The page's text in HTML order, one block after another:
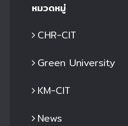
หมวดหมู่
CHR-CIT
Green University
KM-CIT
News